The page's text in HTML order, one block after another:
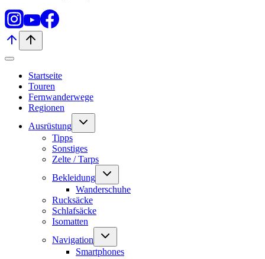
Startseite
Touren
Fernwanderwege
Regionen
Ausrüstung
Untermenü
Tipps
Sonstiges
Zelte / Tarps
Bekleidung
Untermenü
Wanderschuhe
Rucksäcke
Schlafsäcke
Isomatten
Navigation
Untermenü
Smartphones